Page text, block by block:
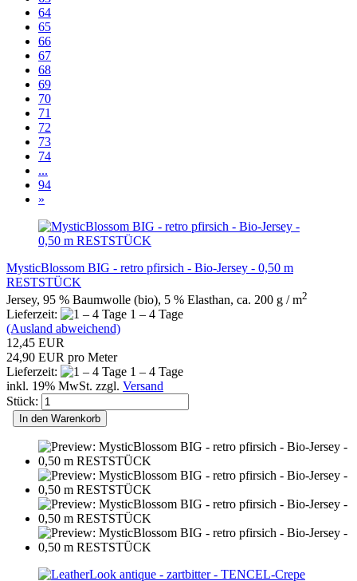
64
65
66
67
68
69
70
71
72
73
74
...
94
»
MysticBlossom BIG - retro pfirsich - Bio-Jersey - 0,50 m
RESTSTÜCK
Jersey, 95 % Baumwolle (bio), 5 % Elasthan, ca. 200 g / m2
Lieferzeit:
1 – 4 Tage
(Ausland abweichend)
12,45 EUR
24,90 EUR pro Meter
Lieferzeit:
1 – 4 Tage
inkl. 19% MwSt. zzgl. Versand
Stück:
In den Warenkorb